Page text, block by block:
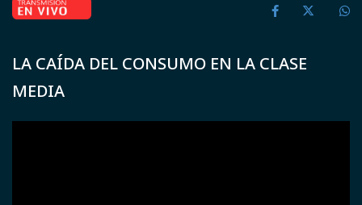
LA CAÍDA DEL CONSUMO EN LA CLASE
MEDIA